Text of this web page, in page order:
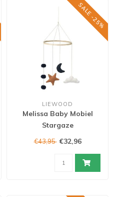
SALE -25%
LIEWOOD
Melissa Baby Mobiel
Stargaze
€43,95 €32,96